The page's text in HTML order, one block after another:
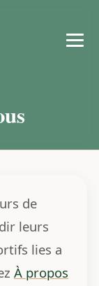
de
leurs
lies a
À propos